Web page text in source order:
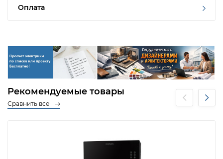
Оплата
Рекомендуемые товары
Сравнить все